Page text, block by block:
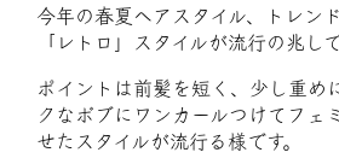
今年の春夏ヘアスタイル、トレン
「レトロ」スタイルが流行の兆し
ポイントは前髪を短く、少し重め
クなボブにワンカールつけてフェ
せたスタイルが流行る様です。